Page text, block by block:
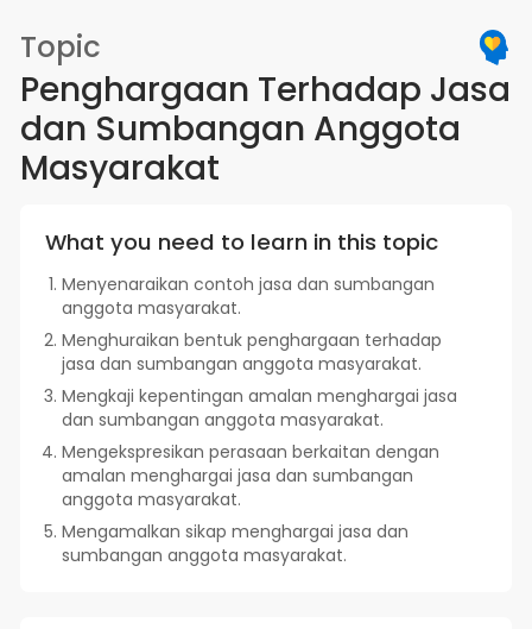
Topic
Penghargaan Terhadap Jasa
dan Sumbangan Anggota
Masyarakat
What you need to learn in this topic
Menyenaraikan contoh jasa dan sumbangan
anggota masyarakat.
Menghuraikan bentuk penghargaan terhadap
jasa dan sumbangan anggota masyarakat.
Mengkaji kepentingan amalan menghargai jasa
dan sumbangan anggota masyarakat.
Mengekspresikan perasaan berkaitan dengan
amalan menghargai jasa dan sumbangan
anggota masyarakat.
Mengamalkan sikap menghargai jasa dan
sumbangan anggota masyarakat.